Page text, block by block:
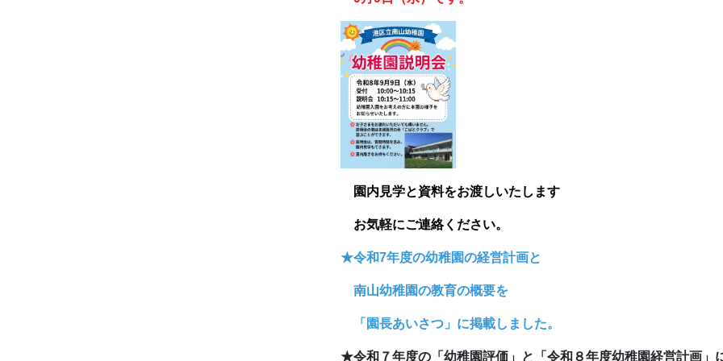
園内見学と資料をお渡しいたします
お気軽にご連絡ください。
★令和7年度の幼稚園の経営計画と
南山幼稚園の教育の概要を
「園長あいさつ」に掲載しました。
★令和７年度の「幼稚園評価」と「令和８年度幼稚園経営計画」